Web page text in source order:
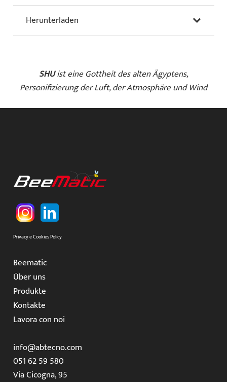
Herunterladen
SHUist eine Gottheit des alten Ägyptens,
Personifizierung der Luft, der Atmosphäre und Wind
Privacy e Cookies Policy
Beematic
Über uns
Produkte
Kontakte
Lavora con noi
info@abtecno.com
051 62 59 580
Via Cicogna, 95